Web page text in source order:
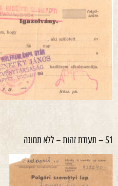
S1 – תעודת זהות – ללא תמונה